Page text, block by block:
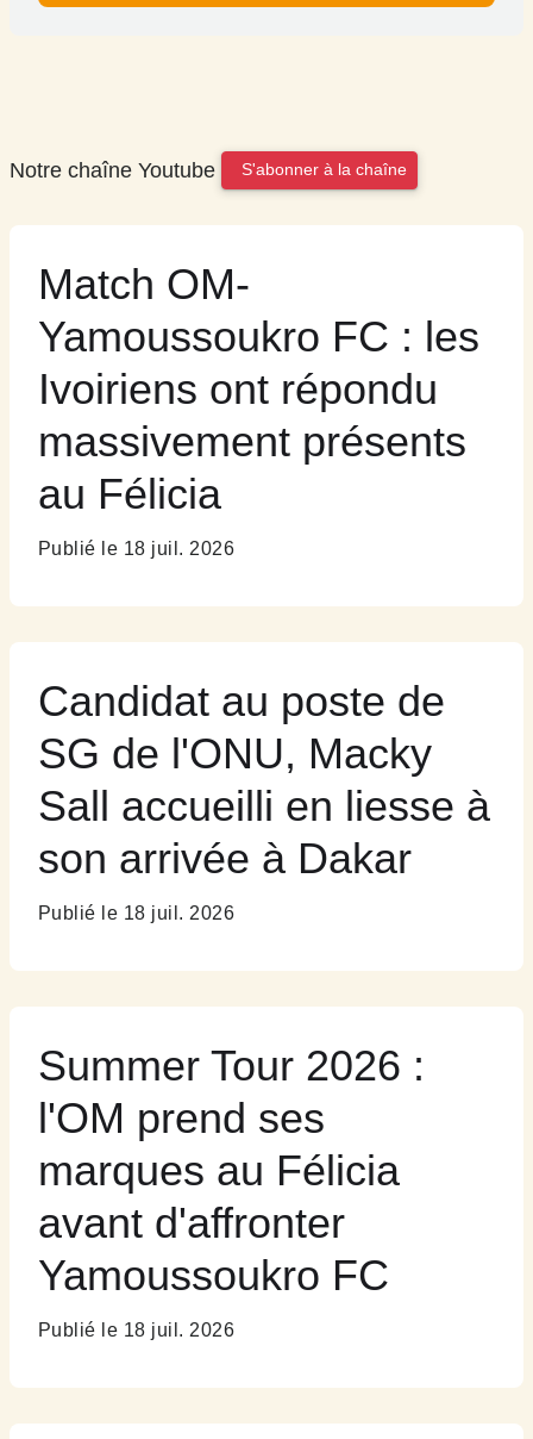
Notre chaîne Youtube S'abonner à la chaîne
Match OM-
Yamoussoukro FC : les
Ivoiriens ont répondu
massivement présents
au Félicia
Publié le 18 juil. 2026
Candidat au poste de
SG de l'ONU, Macky
Sall accueilli en liesse à
son arrivée à Dakar
Publié le 18 juil. 2026
Summer Tour 2026 :
l'OM prend ses
marques au Félicia
avant d'affronter
Yamoussoukro FC
Publié le 18 juil. 2026